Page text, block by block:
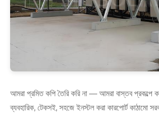
আমরা প্রমিত কপি তৈরি করি না — আমরা বাস্তব প্রকল্পে
ব্যবহারিক, টেকসই, সহজে ইনস্টল করা কারপোর্ট কাঠামো